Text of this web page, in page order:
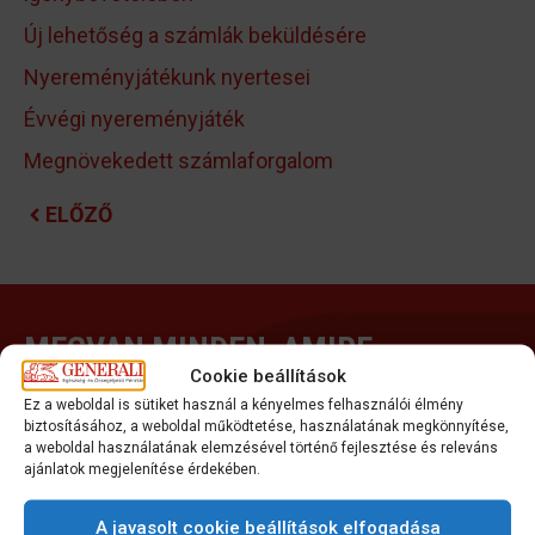
Cookie beállítások
Ez a weboldal is sütiket használ a kényelmes felhasználói élmény
biztosításához, a weboldal működtetése, használatának megkönnyítése,
a weboldal használatának elemzésével történő fejlesztése és releváns
ajánlatok megjelenítése érdekében.
A javasolt cookie beállítások elfogadása
Új lehetőség a számlák beküldésére
Nyereményjátékunk nyertesei
Évvégi nyereményjáték
Megnövekedett számlaforgalom
ELŐZŐ
MEGVAN MINDEN, AMIRE
SZÜKSÉGED VAN?
ÜGYINTÉZÉS INDÍTÁSA
APP LETÖLTÉSE